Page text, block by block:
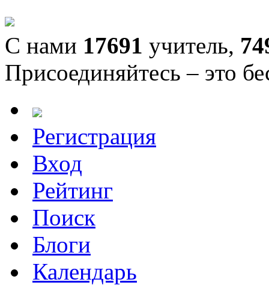
С нами 17691 учитель,
Присоединяйтесь – это
Регистрация
Вход
Рейтинг
Поиск
Блоги
Календарь